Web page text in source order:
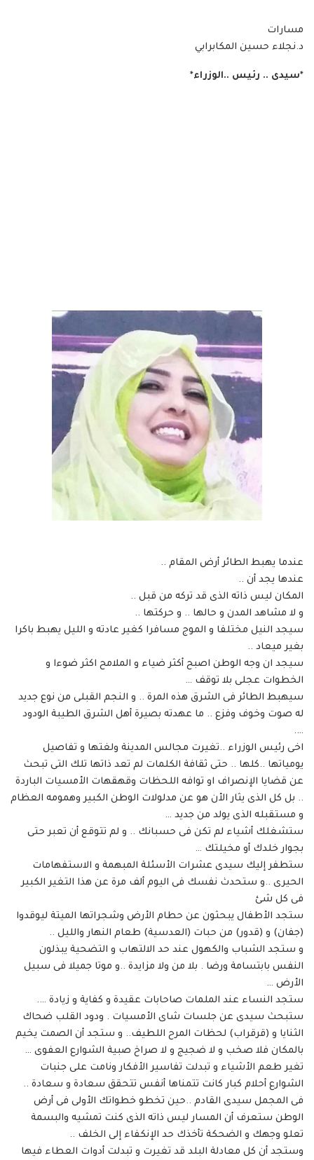
مسارات
د.نجلاء حسين المكابرابي
*سيدى .. رئيس ..الوزراء*
عندما يهبط الطائر أرض المقام ..
عندها يجد أن ..
المكان ليس ذاته الذى قد تركه من قبل ..
و لا مشاهد المدن و حالها .. و حركتها ..
سيجد النيل مختلفا و الموج مسافرا كغير عادته و الليل يهبط باكرا
بغير ميعاد ..
سيجد ان وجه الوطن اصبح أكثر ضياء و الملامح اكثر ضوءا و
الخطوات عجلى بلا توقف …
سيهبط الطائر فى الشرق هذه المرة .. و النجم القبلى من نوع جديد
له صوت وخوف وفزع .. ما عهدته بصيرة أهل الشرق الطيبة الودود
….
اخى رئيس الوزراء ..تغيرت مجالس المدينة ولغتها و تفاصيل
يومياتها ..كلها .. حتى ثقافة الكلمات لم تعد ذاتها تلك التى تبحث
عن قضايا الإنصراف او توافه اللحظات وقهقهات الأمسيات الباردة
.. بل كل الذى يثار الأن هو عن مدلولات الوطن الكبير وهمومه العظام
و مستقبله الذى يولد من جديد …
ستشغلك أشياء لم تكن فى حسبانك .. و لم تتوقع أن تعبر حتى
بجوار خلدك أو مخيلتك …
ستطفر إليك سيدى عشرات الأسئلة المبهمة و الاستفهامات
الحيرى ..و ستحدث نفسك فى اليوم ألف مرة عن هذا التغير الكبير
فى كل شئ
ستجد الأطفال يبحثون عن حطام الأرض وشجراتها الميتة ليوقدوا
(جفان) و (قدور) من حبات (العدسية) طعام النهار والليل ..
و ستجد الشباب والكهول عند حد الالتهاب و التضحية يبذلون
النفس بابتسامة ورضا . بلا من ولا مزايدة ..و موتا جميلا فى سبيل
الأرض …
ستجد النساء عند الملمات صاحابات عقيدة و كفاية و زيادة ….
ستبحث سيدى عن جلسات شاى الأمسيات . ودود القلب ضحاك
الثنايا و (قرقراب) لحظات المرح اللطيف.. و ستجد أن الصمت يخيم
بالمكان فلا صخب و لا ضجيج و لا صراخ صبية الشوارع العفوى …
تغير طعم الأشياء و تبدلت تفاسير الأفكار ونامت على جنبات
الشوارع أحلام كبار كانت تتمناها أنفس تتحقق سعادة و سعادة ..
فى المجمل سيدى القادم ..حين تخطو خطواتك الأولى فى أرض
الوطن ستعرف أن المسار ليس ذاته الذى كنت تمشيه والبسمة
تعلو وجهك و الضحكة تأخذك حد الإنكفاء إلى الخلف ..
وستجد أن كل معادلة البلد قد تغيرت و تبدلت أدوات العطاء فيها